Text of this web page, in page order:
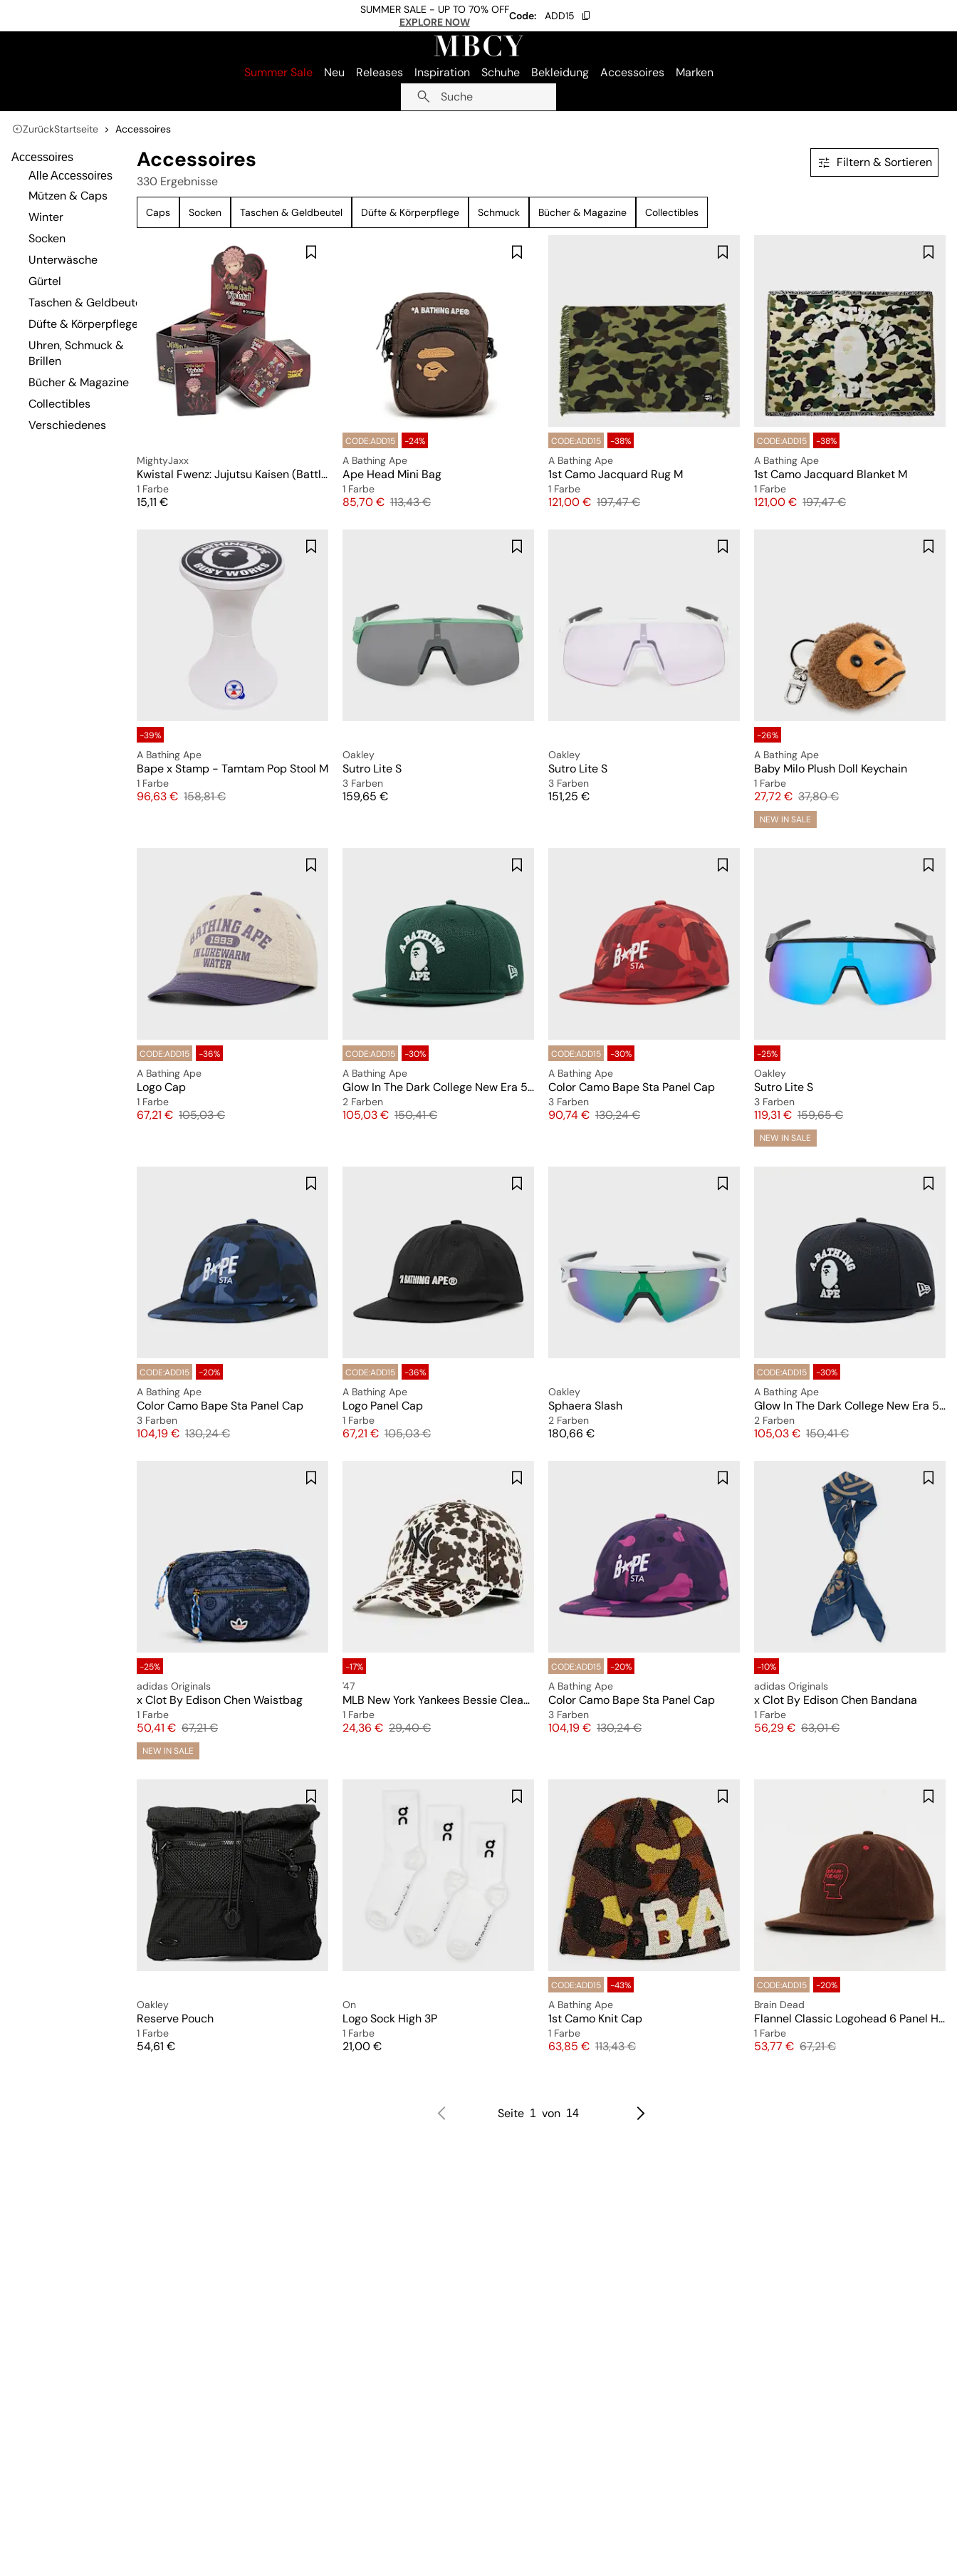
SUMMER SALE - UP TO 70% OFF
EXPLORE NOW
Code: ADD15
Summer Sale Neu Releases Inspiration Schuhe Bekleidung Accessoires
Marken
Suche
ZurückStartseite Accessoires
Accessoires
Alle Accessoires
Mützen & Caps
Winter
Socken
Unterwäsche
Gürtel
Taschen & Geldbeutel
Düfte & Körperpflege
Uhren, Schmuck &
Brillen
Bücher & Magazine
Collectibles
Verschiedenes
Accessoires
330 Ergebnisse
Filtern & Sortieren
Caps Socken Taschen & Geldbeutel Düfte & Körperpflege Schmuck Bücher & Magazine Collectibles
MightyJaxx
Kwistal Fwenz: Jujutsu Kaisen (Battle Ready)
1 Farbe
Preis
15,11 €
CODE:ADD15 -24%
A Bathing Ape
Ape Head Mini Bag
1 Farbe
Preis
85,70 € Originalpreis
113,43 €
CODE:ADD15 -38%
A Bathing Ape
1st Camo Jacquard Rug M
1 Farbe
Preis
121,00 € Originalpreis
197,47 €
CODE:ADD15 -38%
A Bathing Ape
1st Camo Jacquard Blanket M
1 Farbe
Preis
121,00 € Originalpreis
197,47 €
-39%
A Bathing Ape
Bape x Stamp - Tamtam Pop Stool M
1 Farbe
Preis
96,63 € Originalpreis
158,81 €
Oakley
Sutro Lite S
3 Farben
Preis
159,65 €
Oakley
Sutro Lite S
3 Farben
Preis
151,25 €
-26%
A Bathing Ape
Baby Milo Plush Doll Keychain
1 Farbe
Preis
27,72 € Originalpreis
37,80 €
NEW IN SALE
CODE:ADD15 -36%
A Bathing Ape
Logo Cap
1 Farbe
Preis
67,21 € Originalpreis
105,03 €
CODE:ADD15 -30%
A Bathing Ape
Glow In The Dark College New Era 59Fifty Cap
2 Farben
Preis
105,03 € Originalpreis
150,41 €
CODE:ADD15 -30%
A Bathing Ape
Color Camo Bape Sta Panel Cap
3 Farben
Preis
90,74 € Originalpreis
130,24 €
-25%
Oakley
Sutro Lite S
3 Farben
Preis
119,31 € Originalpreis
159,65 €
NEW IN SALE
CODE:ADD15 -20%
A Bathing Ape
Color Camo Bape Sta Panel Cap
3 Farben
Preis
104,19 € Originalpreis
130,24 €
CODE:ADD15 -36%
A Bathing Ape
Logo Panel Cap
1 Farbe
Preis
67,21 € Originalpreis
105,03 €
Oakley
Sphaera Slash
2 Farben
Preis
180,66 €
CODE:ADD15 -30%
A Bathing Ape
Glow In The Dark College New Era 59Fifty Cap
2 Farben
Preis
105,03 € Originalpreis
150,41 €
-25%
adidas Originals
x Clot By Edison Chen Waistbag
1 Farbe
Preis
50,41 € Originalpreis
67,21 €
NEW IN SALE
-17%
'47
MLB New York Yankees Bessie Clean Up (Cow Print)
1 Farbe
Preis
24,36 € Originalpreis
29,40 €
CODE:ADD15 -20%
A Bathing Ape
Color Camo Bape Sta Panel Cap
3 Farben
Preis
104,19 € Originalpreis
130,24 €
-10%
adidas Originals
x Clot By Edison Chen Bandana
1 Farbe
Preis
56,29 € Originalpreis
63,01 €
Oakley
Reserve Pouch
1 Farbe
Preis
54,61 €
On
Logo Sock High 3P
1 Farbe
Preis
21,00 €
CODE:ADD15 -43%
A Bathing Ape
1st Camo Knit Cap
1 Farbe
Preis
63,85 € Originalpreis
113,43 €
CODE:ADD15 -20%
Brain Dead
Flannel Classic Logohead 6 Panel Hat
1 Farbe
Preis
53,77 € Originalpreis
67,21 €
Seite 1 von 14